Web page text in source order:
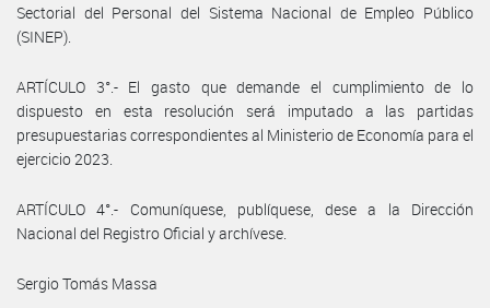
Sectorial del Personal del Sistema Nacional de Empleo Público
(SINEP).
ARTÍCULO 3°.- El gasto que demande el cumplimiento de lo
dispuesto en esta resolución será imputado a las partidas
presupuestarias correspondientes al Ministerio de Economía para el
ejercicio 2023.
ARTÍCULO 4°.- Comuníquese, publíquese, dese a la Dirección
Nacional del Registro Oficial y archívese.
Sergio Tomás Massa